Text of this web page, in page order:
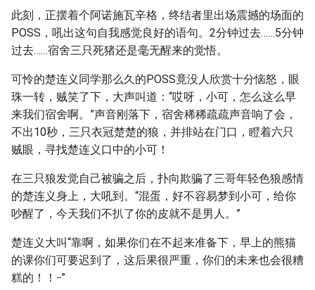
此刻，正摆着个阿诺施瓦辛格，终结者里出场震撼的场面的
POSS，吼出这句自我感觉良好的语句。2分钟过去……5分钟
过去……宿舍三只死猪还是毫无醒来的觉悟。
可怜的楚连义同学那么久的POSS竟没人欣赏十分恼怒，眼
珠一转，贼笑了下，大声叫道：“哎呀，小可，怎么这么早
来我们宿舍啊。”声音刚落下，宿舍稀稀疏疏声音响了会，
不出10秒，三只衣冠楚楚的狼，并排站在门口，瞪着六只
贼眼，寻找楚连义口中的小可！
在三只狼发觉自己被骗之后，扑向欺骗了三哥年轻色狼感情
的楚连义身上，大吼到。“混蛋，好不容易梦到小可，给你
吵醒了，今天我们不扒了你的皮就不是男人。”
楚连义大叫“靠啊，如果你们在不起来准备下，早上的熊猫
的课你们可要迟到了，这后果很严重，你们的未来也会很糟
糕的！！
”